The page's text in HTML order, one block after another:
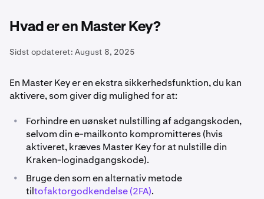
Hvad er en Master Key?
Sidst opdateret: August 8, 2025
En Master Key er en ekstra sikkerhedsfunktion, du kan
aktivere, som giver dig mulighed for at:
•
Forhindre en uønsket nulstilling af adgangskoden,
selvom din e-mailkonto kompromitteres (hvis
aktiveret, kræves Master Key for at nulstille din
Kraken-loginadgangskode).
•
Bruge den som en alternativ metode
tiltofaktorgodkendelse (2FA).